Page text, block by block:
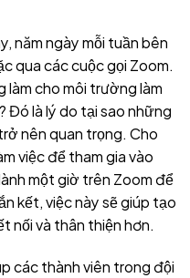
năm ngày mỗi tuần bên
qua các cuộc gọi Zoom.
làm cho môi trường làm
Đó là lý do tại sao những
nên quan trọng. Cho
việc để tham gia vào
một giờ trên Zoom để
kết, việc này sẽ giúp tạo
nối và thân thiện hơn.
các thành viên trong đội